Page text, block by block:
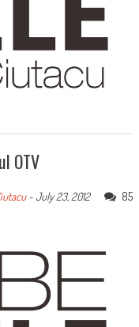
OTV
-July 23, 2012
85